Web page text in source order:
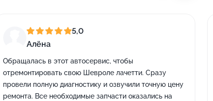
5,0
Алёна
Обращалась в этот автосервис, чтобы
отремонтировать свою Шевроле лачетти. Сразу
провели полную диагностику и озвучили точную цену
ремонта. Все необходимые запчасти оказались на